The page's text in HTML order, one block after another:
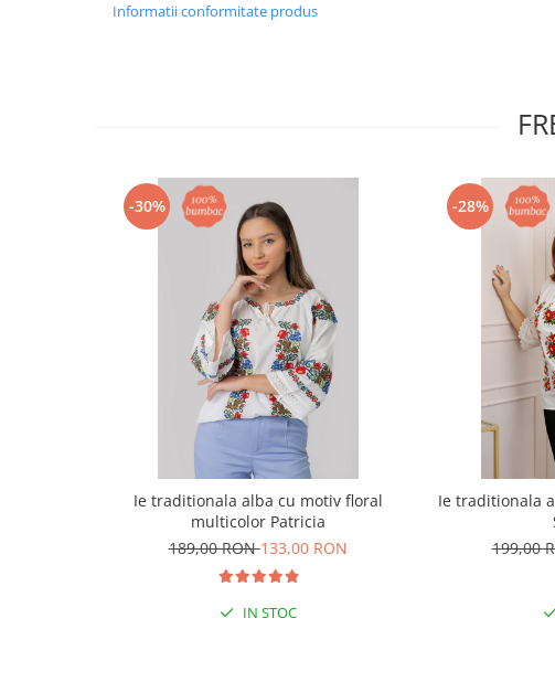
Informatii conformitate produs
-30%
Ie traditionala alba cu motiv floral
multicolor Patricia
189,00 RON133,00 RON
IN STOC
-28%
Ie traditionala
199,00